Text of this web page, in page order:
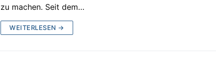
zu machen. Seit dem…
WEITERLESEN →